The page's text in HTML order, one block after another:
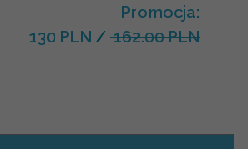
Promocja:
130 PLN / 162.00 PLN